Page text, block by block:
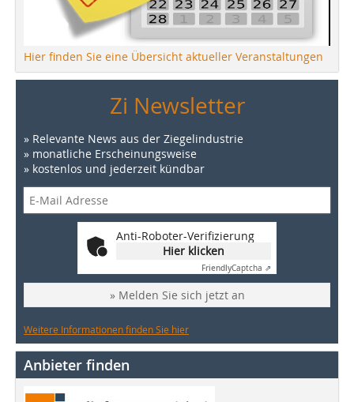
Hier finden Sie eine Übersicht aktueller Veranstaltungen
Zi Newsletter
» Relevante News aus der Ziegelindustrie
» monatliche Erscheinungsweise
» kostenlos und jederzeit kündbar
Anti-Roboter-Verifizierung
Hier klicken
FriendlyCaptcha ⇗
» Melden Sie sich jetzt an
Weitere Informationen finden Sie hier
Anbieter finden